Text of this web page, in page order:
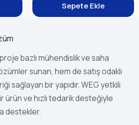
Sepete Ekle
bazlı mühendislik ve saha
sunan, hem de satış odaklı
sağlayan bir yapıdır. WEG yetkili
ürün ve hızlı tedarik desteğiyle
destekler.